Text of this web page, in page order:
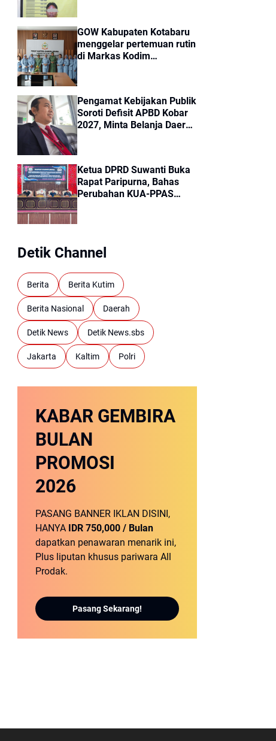
GOW Kabupaten Kotabaru
menggelar pertemuan rutin
di Markas Kodim
Pengamat Kebijakan Publik
Soroti Defisit APBD Kobar
2027, Minta Belanja Daerah
Ketua DPRD Suwanti Buka
Rapat Paripurna, Bahas
Perubahan KUA-PPAS
Detik Channel
Berita Berita Kutim
Berita Nasional Daerah
Detik News Detik News.sbs
Jakarta Kaltim Polri
KABAR GEMBIRA
BULAN
PROMOSI
2026
PASANG BANNER IKLAN DISINI,
HANYA
IDR 750,000 / Bulan
dapatkan penawaran menarik ini,
Plus liputan khusus pariwara All
Prodak.
Pasang Sekarang!